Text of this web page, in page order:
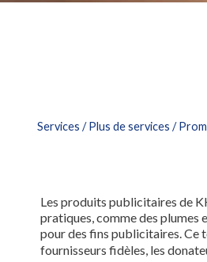
Services /Plus de services /
Les produits publicitaires de
pratiques, comme des plumes
pour des fins publicitaires. Ce
fournisseurs fidèles, les